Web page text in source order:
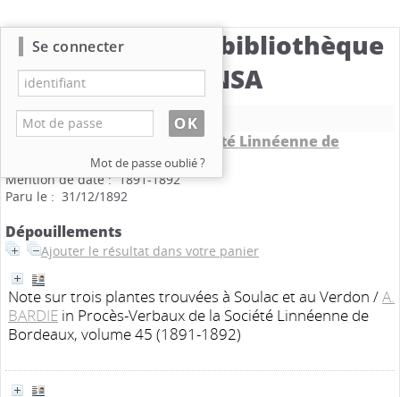
Catalogue de la bibliothèque
du CBNSA
Nouvelle recherche
Procès-Verbaux de la Société Linnéenne de
volume 45
Mention de date : 1891-1892
Paru le : 31/12/1892
Dépouillements
Ajouter le résultat dans votre panier
Note sur trois plantes trouvées à Soulac et au Verdon /A.
BARDIE in Procès-Verbaux de la Société Linnéenne de
Bordeaux, volume 45 (1891-1892)
Se connecter
Mot de passe oublié ?